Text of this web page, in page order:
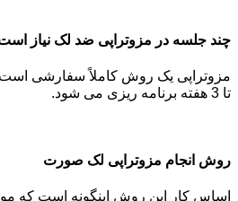
چند جلسه در مزوتراپی ضد لک نیاز
تا 3 هفته برنامه ریزی می شود.
روش انجام مزوتراپی لک صورت
اساس کار این روش اینگونه است که